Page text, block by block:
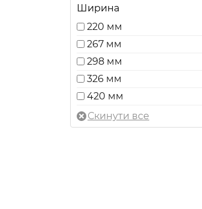
Ширина
220 мм
267 мм
298 мм
326 мм
420 мм